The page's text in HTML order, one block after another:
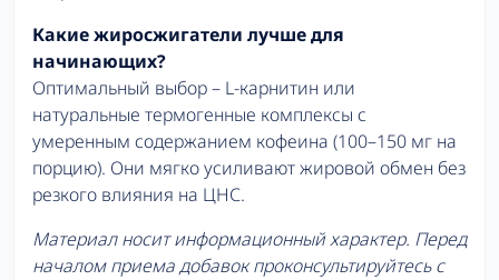
Какие жиросжигатели лучше для
начинающих?
Оптимальный выбор – L-карнитин или
натуральные термогенные комплексы с
умеренным содержанием кофеина (100–150 мг на
порцию). Они мягко усиливают жировой обмен без
резкого влияния на ЦНС.
Материал носит информационный характер. Перед
началом приема добавок проконсультируйтесь с